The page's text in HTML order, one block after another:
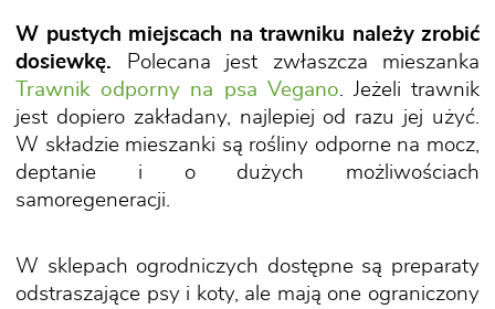
W pustych miejscach na trawniku należy zrobić
dosiewkę. Polecana jest zwłaszcza mieszanka
Trawnik odporny na psa Vegano. Jeżeli trawnik
jest dopiero zakładany, najlepiej od razu jej użyć.
W składzie mieszanki są rośliny odporne na mocz,
deptanie i o dużych możliwościach
samoregeneracji.
W sklepach ogrodniczych dostępne są preparaty
odstraszające psy i koty, ale mają one ograniczony